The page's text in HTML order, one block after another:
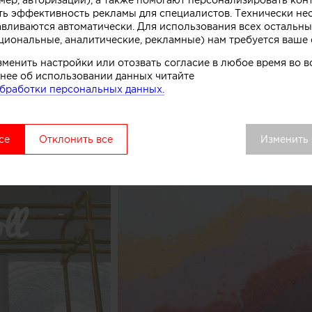
символизирующих систему охлаждения в автоматах
точки выделяется среди других объектов
сосредоточить внимание покупателей как на
процессе, в основе которого перемешивание слоев
рассказывают авторы этого небольшого
эффективность рекламы для специалистов. Технически
автоматически. Для использования всех
аналитические, рекламные) нам требуется ваше
настройки или отозвать согласие в любое время во
об использовании данных читайте
персональных данных.
Отклонить все Изменить